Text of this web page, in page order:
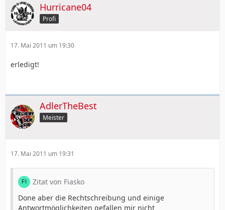
Hurricane04
Profi
17. Mai 2011 um 19:30
erledigt!
AdlerTheBest
Meister
17. Mai 2011 um 19:31
Zitat von Fiasko
Done aber die Rechtschreibung und einige
Antwortmöglichkeiten gefallen mir nicht